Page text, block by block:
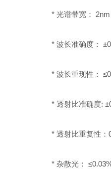
* 光谱带宽： 2nm（
* 波长准确度：
* 波长重现性：
* 透射比准确度:
* 透射比重复性：
* 杂散光： ≤0.03%